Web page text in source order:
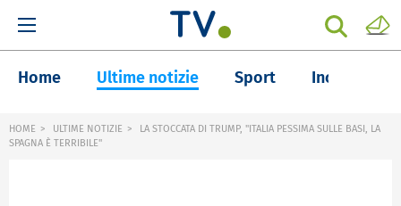
Home Ultime notizie Sport Inchieste
HOME ULTIME NOTIZIE
LA STOCCATA DI TRUMP, "ITALIA PESSIMA SULLE BASI, LA
SPAGNA È TERRIBILE"